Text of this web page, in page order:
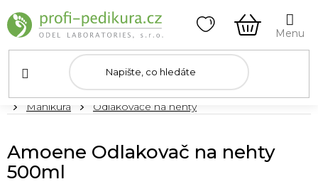
na
obsah
NÁKUPNÍ
KOŠÍK
DomůManikúra Odlakovače na nehty
Amoene Odlakovač na nehty
500ml